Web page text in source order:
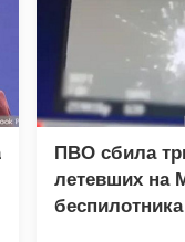
ПВО сбила
летевших на
беспилотника